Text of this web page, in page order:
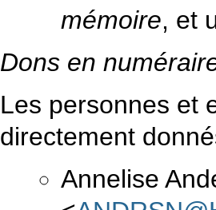
mémoire, et
Dons en
Les personnes et
directement
Annelise